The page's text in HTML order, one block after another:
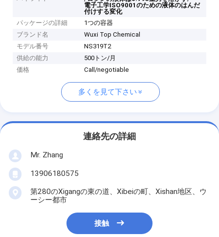
電子工学ISO9001のための液体のはんだ
付けする変化
パッケージの詳細
1つの容器
ブランド名
Wuxi Top Chemical
モデル番号
NS319T2
供給の能力
500トン/月
価格
Call/negotiable
多くを見て下さい
連絡先の詳細
Mr. Zhang
13906180575
第280のXigangの東の道、Xibeiの町、Xishan地区、ウ
ーシー都市
接触